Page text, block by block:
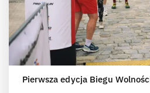
Pierwsza edycja Biegu